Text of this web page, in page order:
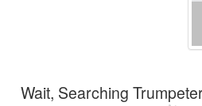
Wait, Searching